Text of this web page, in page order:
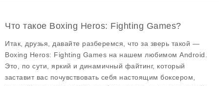
Что такое Boxing Heros: Fighting Games?
Итак, друзья, давайте разберемся, что за зверь такой —
Boxing Heros: Fighting Games на нашем любимом Android.
Это, по сути, яркий и динамичный файтинг, который
заставит вас почувствовать себя настоящим боксером,